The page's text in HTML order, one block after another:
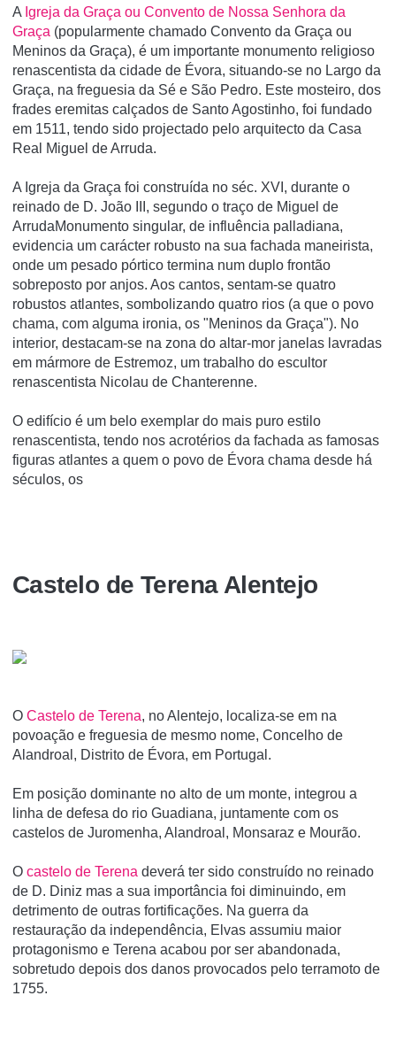
A Igreja da Graça ou Convento de Nossa Senhora da
Graça (popularmente chamado Convento da Graça ou
Meninos da Graça), é um importante monumento religioso
renascentista da cidade de Évora, situando-se no Largo da
Graça, na freguesia da Sé e São Pedro. Este mosteiro, dos
frades eremitas calçados de Santo Agostinho, foi fundado
em 1511, tendo sido projectado pelo arquitecto da Casa
Real Miguel de Arruda.
A Igreja da Graça foi construída no séc. XVI, durante o
reinado de D. João III, segundo o traço de Miguel de
ArrudaMonumento singular, de influência palladiana,
evidencia um carácter robusto na sua fachada maneirista,
onde um pesado pórtico termina num duplo frontão
sobreposto por anjos. Aos cantos, sentam-se quatro
robustos atlantes, sombolizando quatro rios (a que o povo
chama, com alguma ironia, os "Meninos da Graça"). No
interior, destacam-se na zona do altar-mor janelas lavradas
em mármore de Estremoz, um trabalho do escultor
renascentista Nicolau de Chanterenne.
O edifí­cio é um belo exemplar do mais puro estilo
renascentista, tendo nos acrotérios da fachada as famosas
figuras atlantes a quem o povo de Évora chama desde há
séculos, os
Castelo de Terena Alentejo
O Castelo de Terena, no Alentejo, localiza-se em na
povoação e freguesia de mesmo nome, Concelho de
Alandroal, Distrito de Évora, em Portugal.
Em posição dominante no alto de um monte, integrou a
linha de defesa do rio Guadiana, juntamente com os
castelos de Juromenha, Alandroal, Monsaraz e Mourão.
O castelo de Terena deverá ter sido construído no reinado
de D. Diniz mas a sua importância foi diminuindo, em
detrimento de outras fortificações. Na guerra da
restauração da independência, Elvas assumiu maior
protagonismo e Terena acabou por ser abandonada,
sobretudo depois dos danos provocados pelo terramoto de
1755.